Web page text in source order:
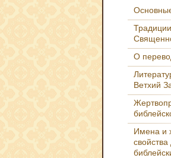
О
Ветхий
Имена и